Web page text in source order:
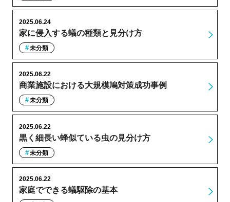
家に侵入する蟻の種類と見分け方
2025.06.24
未分類
商業施設における大規模鳩対策成功事例
2025.06.22
未分類
黒く細長い蜂似ている虫の見分け方
2025.06.22
未分類
家庭でできる蟻駆除の基本
2025.06.22